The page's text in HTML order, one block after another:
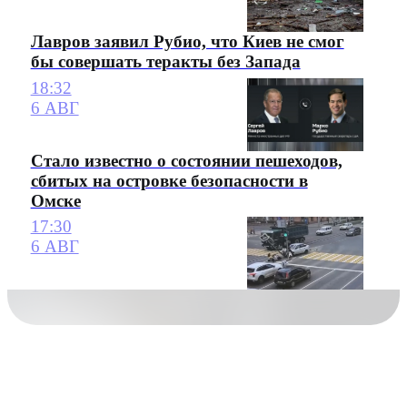
Лавров заявил Рубио, что Киев не смог
бы совершать теракты без Запада
18:32
6 АВГ
Стало известно о состоянии пешеходов,
сбитых на островке безопасности в
Омске
17:30
6 АВГ